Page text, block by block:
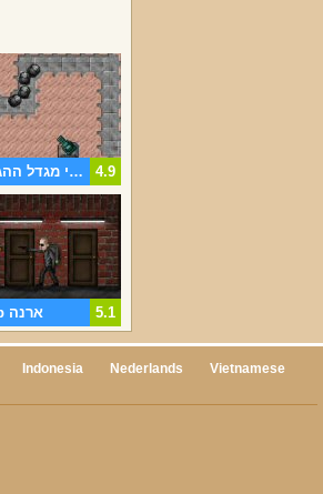
4.9 מיני מגדל ההגנה
5.1 Mfp ארנה
Indonesia Nederlands
Vietnamese